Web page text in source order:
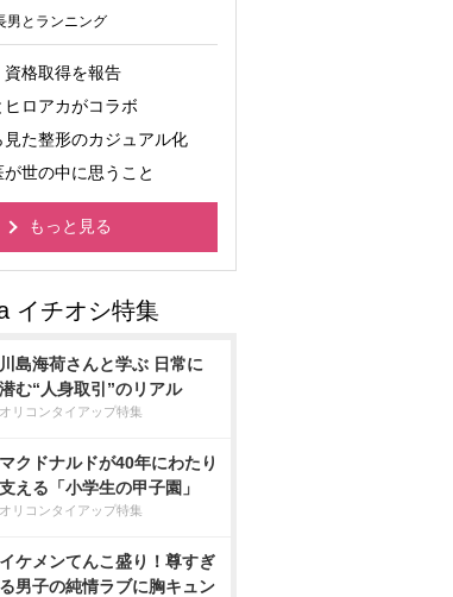
男とランニング
資格取得を報告
ヒロアカがコラボ
見た整形のカジュアル化
世の中に思うこと
もっと見る
川島海荷さんと学ぶ 日常に
潜む“人身取引”のリアル
オリコンタイアップ特集
マクドナルドが40年にわたり
支える「小学生の甲子園」
オリコンタイアップ特集
イケメンてんこ盛り！尊すぎ
る男子の純情ラブに胸キュン